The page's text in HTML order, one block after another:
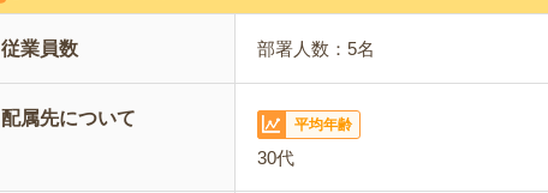
従業員数 部署人数：5名
配属先について 平均年齢
30代